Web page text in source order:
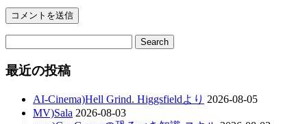
最近の投稿
AI-Cinema)Hell Grind. Higgsfieldより 2026-08-05
MV)Sala 2026-08-03